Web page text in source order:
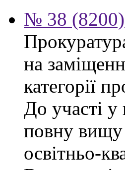
№ 38 (8200)
на
категорії
До участі у
повну вищу
освітньо-